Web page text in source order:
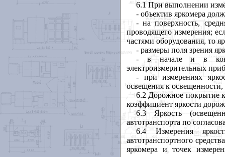
6.1 При выполнении
- объектив яркомера
- на поверхность,
проводящего измерения;
частями оборудования, то
- размеры поля зрения
- в начале и в
электроизмерительных
- при измерениях
освещения к
6.2 Дорожное покрытие
коэффициент яркости
6.3 Яркость
автотранспорта по
6.4 Измерения
автотранспортного
яркомера и точек